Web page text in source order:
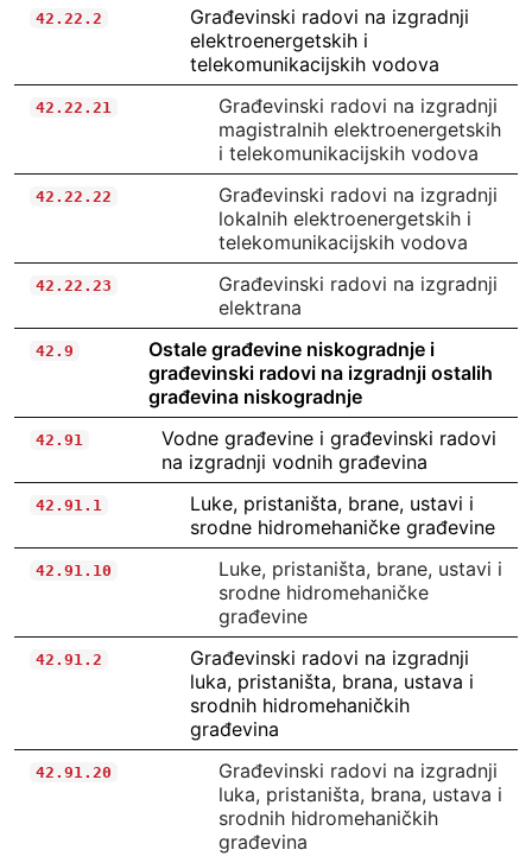
42.22.2
Građevinski radovi na izgradnji
elektroenergetskih i
telekomunikacijskih vodova
42.22.21
Građevinski radovi na izgradnji
magistralnih elektroenergetskih
i telekomunikacijskih vodova
42.22.22
Građevinski radovi na izgradnji
lokalnih elektroenergetskih i
telekomunikacijskih vodova
42.22.23
Građevinski radovi na izgradnji
elektrana
42.9
Ostale građevine niskogradnje i
građevinski radovi na izgradnji ostalih
građevina niskogradnje
42.91
Vodne građevine i građevinski radovi
na izgradnji vodnih građevina
42.91.1
Luke, pristaništa, brane, ustavi i
srodne hidromehaničke građevine
42.91.10
Luke, pristaništa, brane, ustavi i
srodne hidromehaničke
građevine
42.91.2
Građevinski radovi na izgradnji
luka, pristaništa, brana, ustava i
srodnih hidromehaničkih
građevina
42.91.20
Građevinski radovi na izgradnji
luka, pristaništa, brana, ustava i
srodnih hidromehaničkih
građevina